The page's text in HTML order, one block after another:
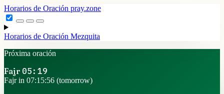
Horarios de Oración pray.zone
Horarios de Oración Mezquita
Próxima oración
Fajr 05:19
Fajr in 07:15:55 (tomorrow)